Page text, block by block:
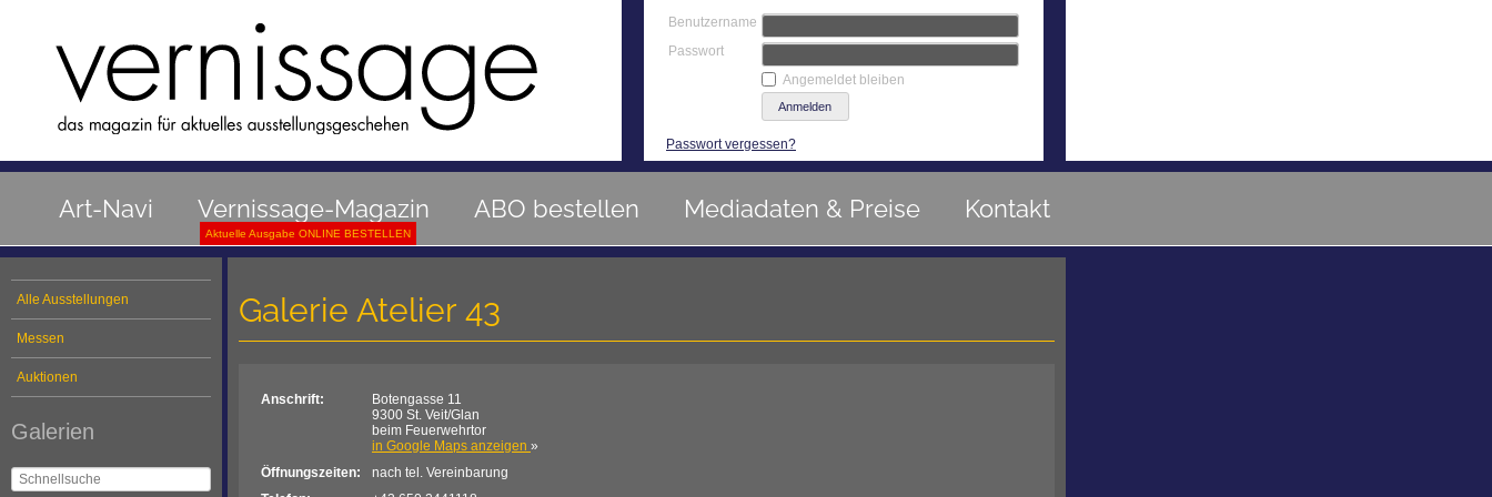
Benutzername
Passwort
Angemeldet bleiben
Passwort vergessen?
Art-Navi Vernissage-Magazin ABO bestellen Mediadaten & Preise Kontakt
Aktuelle Ausgabe ONLINE BESTELLEN
Alle Ausstellungen
Messen
Auktionen
Galerien
Galerie Atelier 43
Anschrift:
Botengasse 11
9300 St. Veit/Glan
beim Feuerwehrtor
in Google Maps anzeigen »
Öffnungszeiten:
nach tel. Vereinbarung